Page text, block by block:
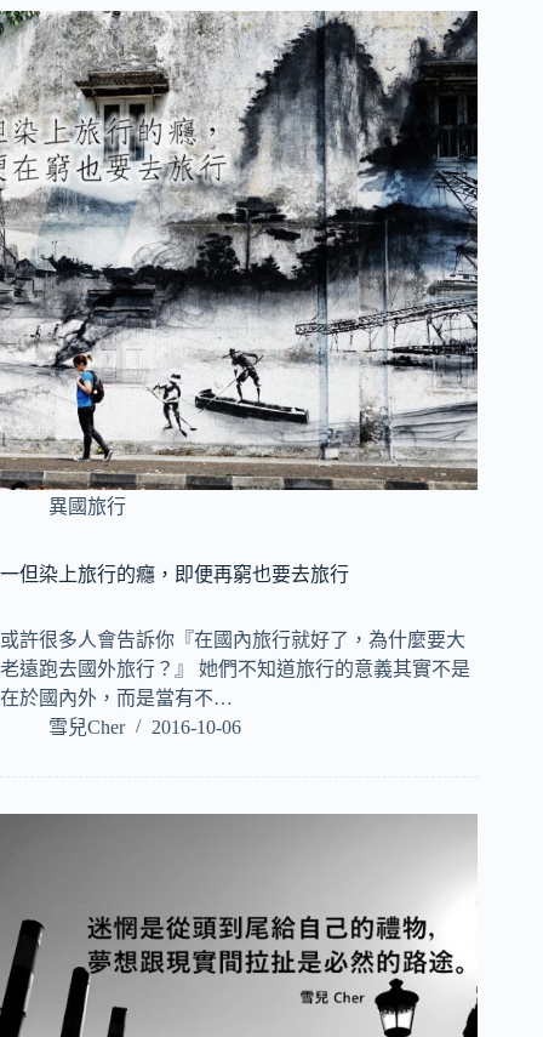
異國旅行
一但染上旅行的癮，即便再窮也要去旅行
或許很多人會告訴你『在國內旅行就好了，為什麼要大
老遠跑去國外旅行？』 她們不知道旅行的意義其實不是
在於國內外，而是當有不…
雪兒Cher
2016-10-06